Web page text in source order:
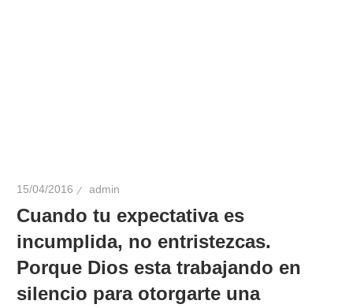
15/04/2016 admin
Cuando tu expectativa es
incumplida, no entristezcas.
Porque Dios esta trabajando en
silencio para otorgarte una